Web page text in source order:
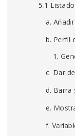
5.1
a.
b. Perfil
1.
c. Dar
d. Barra
e.
f.